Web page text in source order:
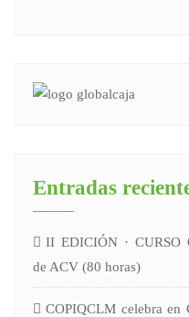
Entradas
II EDICIÓN · CURSO
de ACV (80 horas)
COPIQCLM celebra